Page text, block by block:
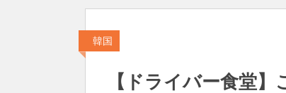
韓国
【ドライバー食堂